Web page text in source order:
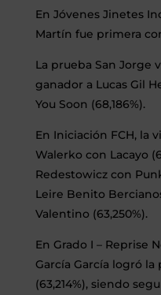
En Jóvenes Jinetes
Martín fue primera
La prueba San Jorge
ganador a Lucas Gil
You Soon (68,186%).
En Iniciación FCH, la
Walerko con Lacayo
Redestowicz con
Leire Benito
Valentino (63,250%).
En Grado I – Reprise
García García logró
(63,214%), siendo